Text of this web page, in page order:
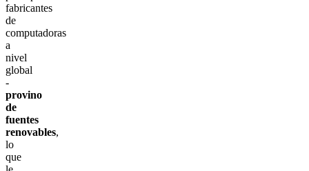
fabricantes
de
computadoras
a
nivel
global
-
provino
de
fuentes
renovables,
lo
que